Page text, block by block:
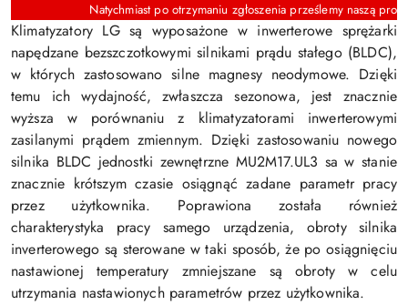
Natychmiast po otrzymaniu zgłoszenia prześlemy naszą
Klimatyzatory LG są wyposażone w inwerterowe sprężarki
napędzane bezszczotkowymi silnikami prądu stałego (BLDC),
w których zastosowano silne magnesy neodymowe. Dzięki
temu ich wydajność, zwłaszcza sezonowa, jest znacznie
wyższa w porównaniu z klimatyzatorami inwerterowymi
zasilanymi prądem zmiennym. Dzięki zastosowaniu nowego
silnika BLDC jednostki zewnętrzne MU2M17.UL3 sa w stanie
znacznie krótszym czasie osiągnąć zadane parametr pracy
przez użytkownika. Poprawiona została również
charakterystyka pracy samego urządzenia, obroty silnika
inverterowego są sterowane w taki sposób, że po osiągnięciu
nastawionej temperatury zmniejszane są obroty w celu
utrzymania nastawionych parametrów przez użytkownika.